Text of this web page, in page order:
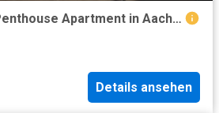
Centrally Located Penthouse Apartment in Aachen Your New Home Awaits!, Aachen Amsterdam Apartments for Rent
Details ansehen